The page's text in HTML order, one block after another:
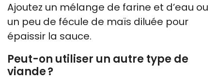
Ajoutez un mélange de farine et d’eau ou
un peu de fécule de maïs diluée pour
épaissir la sauce.
Peut-on utiliser un autre type de
viande ?